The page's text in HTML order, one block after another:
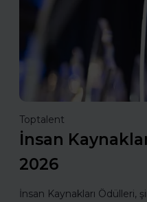
Toptalent
İnsan
2026
İnsan Kaynakları Ödülleri,